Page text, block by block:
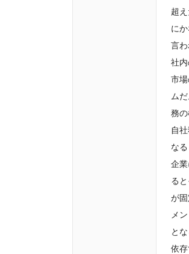
超
に
言
社
市
ム
務
自
な
企
る
が
メ
と
依